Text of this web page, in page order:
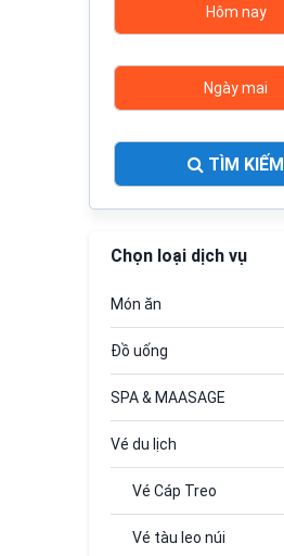
Hôm nay
Ngày mai
TÌM KIẾM
Chọn loại dịch vụ
Món ăn
Đồ uống
SPA & MAASAGE
Vé du lịch
Vé Cáp Treo
Vé tàu leo núi